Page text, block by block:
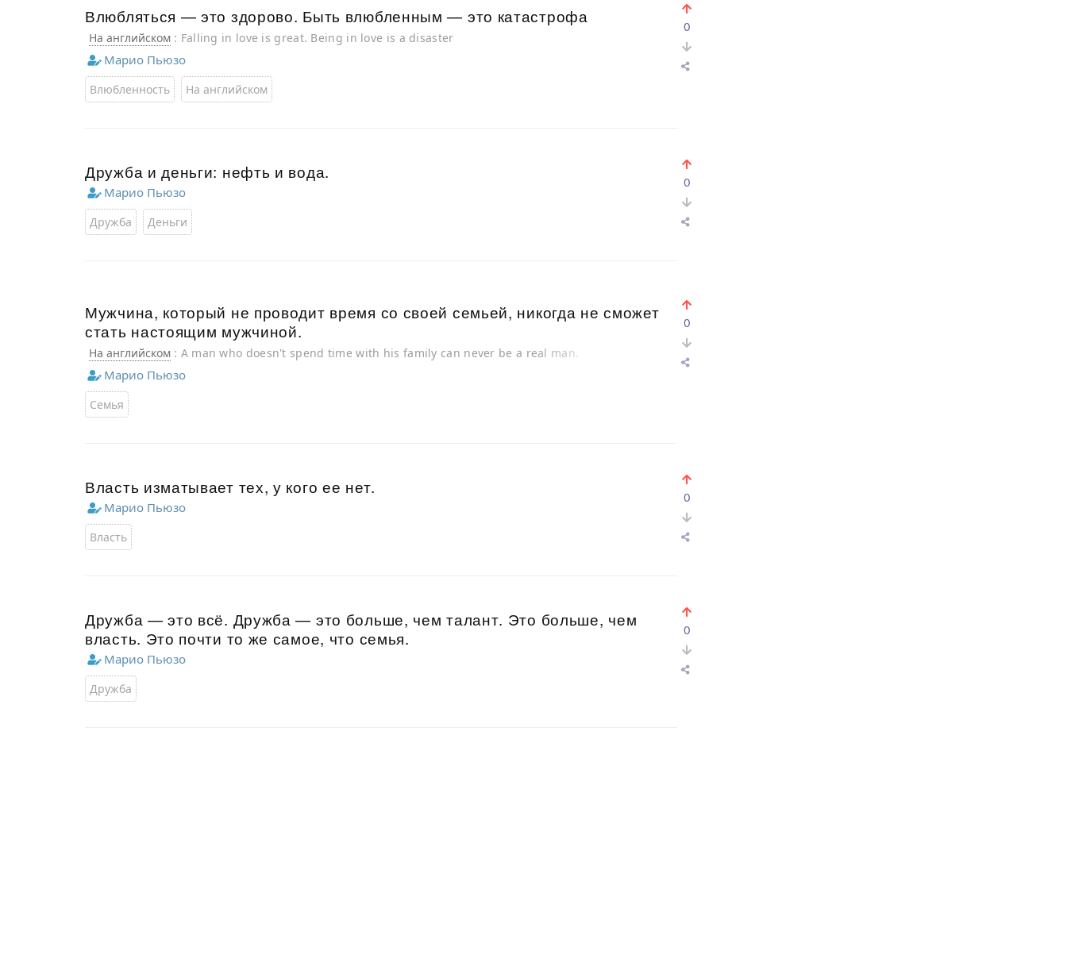
Влюбляться — это здорово. Быть влюбленным — это катастрофа
На английском : Falling in love is great. Being in love is a disaster
Марио Пьюзо
Влюбленность На английском
0
Дружба и деньги: нефть и вода.
Марио Пьюзо
Дружба Деньги
0
Мужчина, который не проводит время со своей семьей, никогда не сможет
стать настоящим мужчиной.
На английском : A man who doesn't spend time with his family can never be a real man.
Марио Пьюзо
Семья
0
Власть изматывает тех, у кого ее нет.
Марио Пьюзо
Власть
0
Дружба — это всё. Дружба — это больше, чем талант. Это больше, чем
власть. Это почти то же самое, что семья.
Марио Пьюзо
Дружба
0